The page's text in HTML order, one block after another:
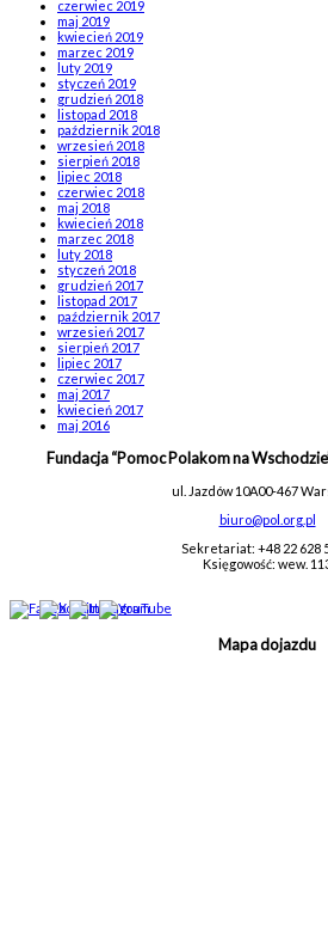
czerwiec 2019
maj 2019
kwiecień 2019
marzec 2019
luty 2019
styczeń 2019
grudzień 2018
listopad 2018
październik 2018
wrzesień 2018
sierpień 2018
lipiec 2018
czerwiec 2018
maj 2018
kwiecień 2018
marzec 2018
luty 2018
styczeń 2018
grudzień 2017
listopad 2017
październik 2017
wrzesień 2017
sierpień 2017
lipiec 2017
czerwiec 2017
maj 2017
kwiecień 2017
maj 2016
Fundacja “Pomoc Polakom na
ul. Jazdów 10A00-467
biuro@pol.org.pl
Sekretariat: +48 22 628
Księgowość: wew.
Mapa dojazdu